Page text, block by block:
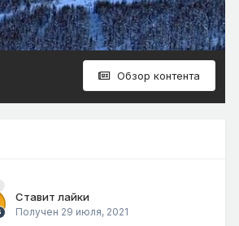
Обзор контента
Ставит лайки
Получен 29 июля, 2021